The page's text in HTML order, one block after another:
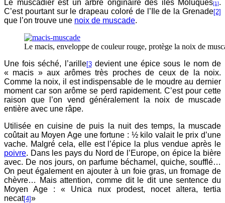
Le muscadier est un arbre originaire des iles Moluques[1].
C’est pourtant sur le drapeau coloré de l’Ile de la Grenade[2]
que l’on trouve une noix de muscade.
Le macis, enveloppe de couleur rouge, protège la noix de
Une fois séché, l’arille[3devient une épice sous le nom de
« macis » aux arômes très proches de ceux de la noix.
Comme la noix, il est indispensable de le moudre au dernier
moment car son arôme se perd rapidement. C’est pour cette
raison que l’on vend généralement la noix de muscade
entière avec une râpe.
Utilisée en cuisine de puis la nuit des temps, la muscade
coûtait au Moyen Age une fortune : ½ kilo valait le prix d’une
vache. Malgré cela, elle est l’épice la plus vendue après le
poivre. Dans les pays du Nord de l’Europe, on épice la bière
avec. De nos jours, on parfume béchamel, quiche, soufflé…
On peut également en ajouter à un foie gras, un fromage de
chèvre… Mais attention, comme dit le dit une sentence du
Moyen Age : « Unica nux prodest, nocet altera, tertia
necat[4]»